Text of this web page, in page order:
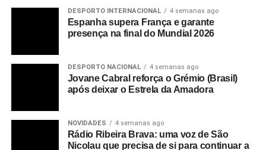
DESPORTO INTERNACIONAL 4 semanas ago
Espanha supera França e garante
presença na final do Mundial 2026
DESPORTO NACIONAL 4 semanas ago
Jovane Cabral reforça o Grémio (Brasil)
após deixar o Estrela da Amadora
NOVIDADES 4 semanas ago
Rádio Ribeira Brava: uma voz de São
Nicolau que precisa de si para continuar a